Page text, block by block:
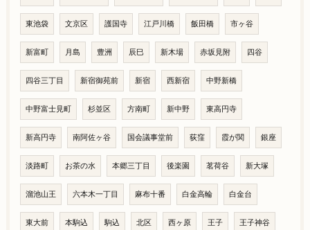
東池袋 文京区 護国寺 江戸川橋 飯田橋 市ヶ谷
新富町 月島 豊洲 辰巳 新木場 赤坂見附 四谷
四谷三丁目 新宿御苑前 新宿 西新宿 中野新橋
中野富士見町 杉並区 方南町 新中野 東高円寺
新高円寺 南阿佐ヶ谷 国会議事堂前 荻窪 霞が関 銀座
淡路町 お茶の水 本郷三丁目 後楽園 茗荷谷 新大塚
溜池山王 六本木一丁目 麻布十番 白金高輪 白金台
東大前 本駒込 駒込 北区 西ヶ原 王子 王子神谷